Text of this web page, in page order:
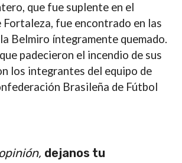
que fue suplente en el
fue encontrado en las
Belmiro íntegramente quemado.
padecieron el incendio de sus
los integrantes del equipo de
Brasileña de Fútbol
dejanos tu